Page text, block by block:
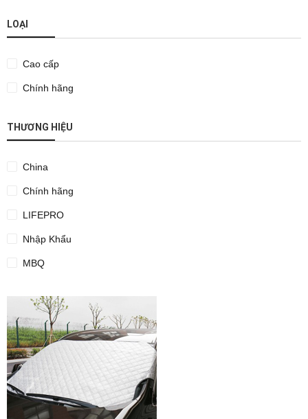
LOẠI
Cao cấp
Chính hãng
THƯƠNG HIỆU
China
Chính hãng
LIFEPRO
Nhập Khẩu
MBQ